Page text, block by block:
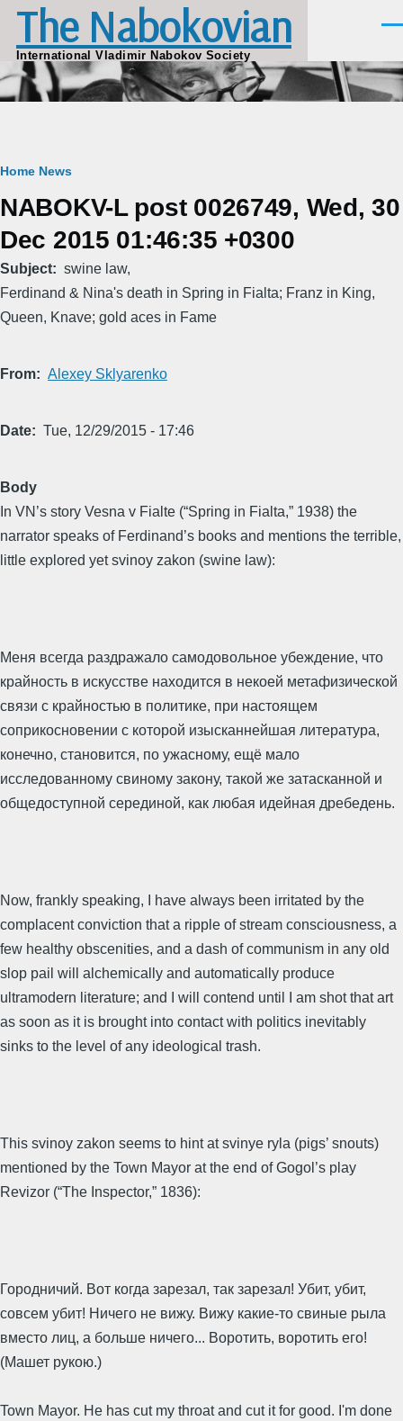
Skip to main content
The Nabokovian
International Vladimir Nabokov Society
Breadcrumb
Home News
NABOKV-L post 0026749, Wed, 30
Dec 2015 01:46:35 +0300
Subject
swine law,
Ferdinand & Nina's death in Spring in Fialta; Franz in King,
Queen, Knave; gold aces in Fame
From Alexey Sklyarenko
Date Tue, 12/29/2015 - 17:46
Body
In VN’s story Vesna v Fialte (“Spring in Fialta,” 1938) the
narrator speaks of Ferdinand’s books and mentions the terrible,
little explored yet svinoy zakon (swine law):
Меня всегда раздражало самодовольное убеждение, что
крайность в искусстве находится в некоей метафизической
связи с крайностью в политике, при настоящем
соприкосновении с которой изысканнейшая литература,
конечно, становится, по ужасному, ещё мало
исследованному свиному закону, такой же затасканной и
общедоступной серединой, как любая идейная дребедень.
Now, frankly speaking, I have always been irritated by the
complacent conviction that a ripple of stream consciousness, a
few healthy obscenities, and a dash of communism in any old
slop pail will alchemically and automatically produce
ultramodern literature; and I will contend until I am shot that art
as soon as it is brought into contact with politics inevitably
sinks to the level of any ideological trash.
This svinoy zakon seems to hint at svinye ryla (pigs’ snouts)
mentioned by the Town Mayor at the end of Gogol’s play
Revizor (“The Inspector,” 1836):
Городничий. Вот когда зарезал, так зарезал! Убит, убит,
совсем убит! Ничего не вижу. Вижу какие-то свиные рыла
вместо лиц, а больше ничего... Воротить, воротить его!
(Машет рукою.)
Town Mayor. He has cut my throat and cut it for good. I'm done